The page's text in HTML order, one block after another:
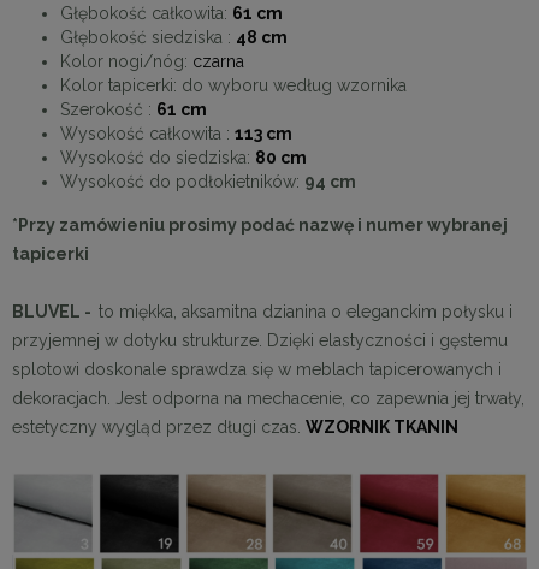
Głębokość całkowita: 61 cm
Głębokość siedziska : 48 cm
Kolor nogi/nóg: czarna
Kolor tapicerki: do wyboru według wzornika
Szerokość : 61 cm
Wysokość całkowita : 113 cm
Wysokość do siedziska: 80 cm
Wysokość do podłokietników: 94 cm
*Przy zamówieniu prosimy podać nazwę i numer wybranej
tapicerki
BLUVEL - to miękka, aksamitna dzianina o eleganckim połysku i
przyjemnej w dotyku strukturze. Dzięki elastyczności i gęstemu
splotowi doskonale sprawdza się w meblach tapicerowanych i
dekoracjach. Jest odporna na mechacenie, co zapewnia jej trwały,
estetyczny wygląd przez długi czas. WZORNIK TKANIN